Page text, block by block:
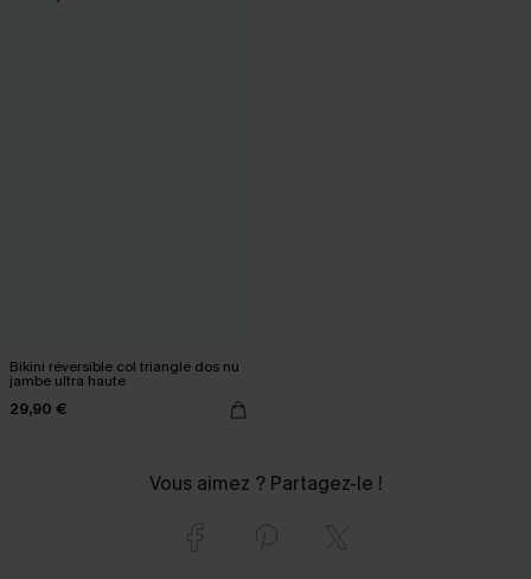
Bikini réversible col triangle dos nu
jambe ultra haute
29,90 €
Vous aimez ? Partagez-le !